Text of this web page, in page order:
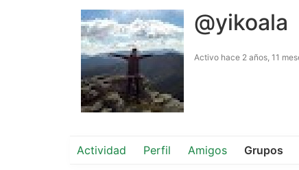
@yikoala
Activo hace 2 años, 11
Actividad Perfil Amigos Grupos